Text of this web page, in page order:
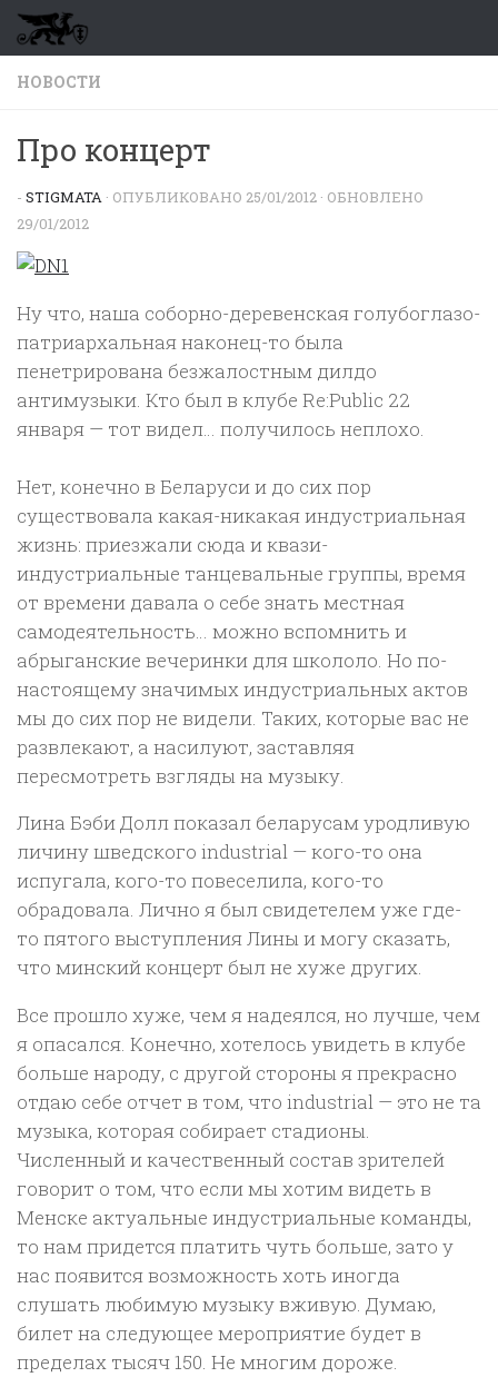
Перейти к содержимому
НОВОСТИ
Про концерт
- STIGMATA · ОПУБЛИКОВАНО 25/01/2012 · ОБНОВЛЕНО
29/01/2012
Ну что, наша соборно-деревенская голубоглазо-
патриархальная наконец-то была
пенетрирована безжалостным дилдо
антимузыки. Кто был в клубе Re:Public 22
января — тот видел… получилось неплохо.
Нет, конечно в Беларуси и до сих пор
существовала какая-никакая индустриальная
жизнь: приезжали сюда и квази-
индустриальные танцевальные группы, время
от времени давала о себе знать местная
самодеятельность… можно вспомнить и
абрыганские вечеринки для школоло. Но по-
настоящему значимых индустриальных актов
мы до сих пор не видели. Таких, которые вас не
развлекают, а насилуют, заставляя
пересмотреть взгляды на музыку.
Лина Бэби Долл показал беларусам уродливую
личину шведского industrial — кого-то она
испугала, кого-то повеселила, кого-то
обрадовала. Лично я был свидетелем уже где-
то пятого выступления Лины и могу сказать,
что минский концерт был не хуже других.
Все прошло хуже, чем я надеялся, но лучше, чем
я опасался. Конечно, хотелось увидеть в клубе
больше народу, с другой стороны я прекрасно
отдаю себе отчет в том, что industrial — это не та
музыка, которая собирает стадионы.
Численный и качественный состав зрителей
говорит о том, что если мы хотим видеть в
Менске актуальные индустриальные команды,
то нам придется платить чуть больше, зато у
нас появится возможность хоть иногда
слушать любимую музыку вживую. Думаю,
билет на следующее мероприятие будет в
пределах тысяч 150. Не многим дороже.